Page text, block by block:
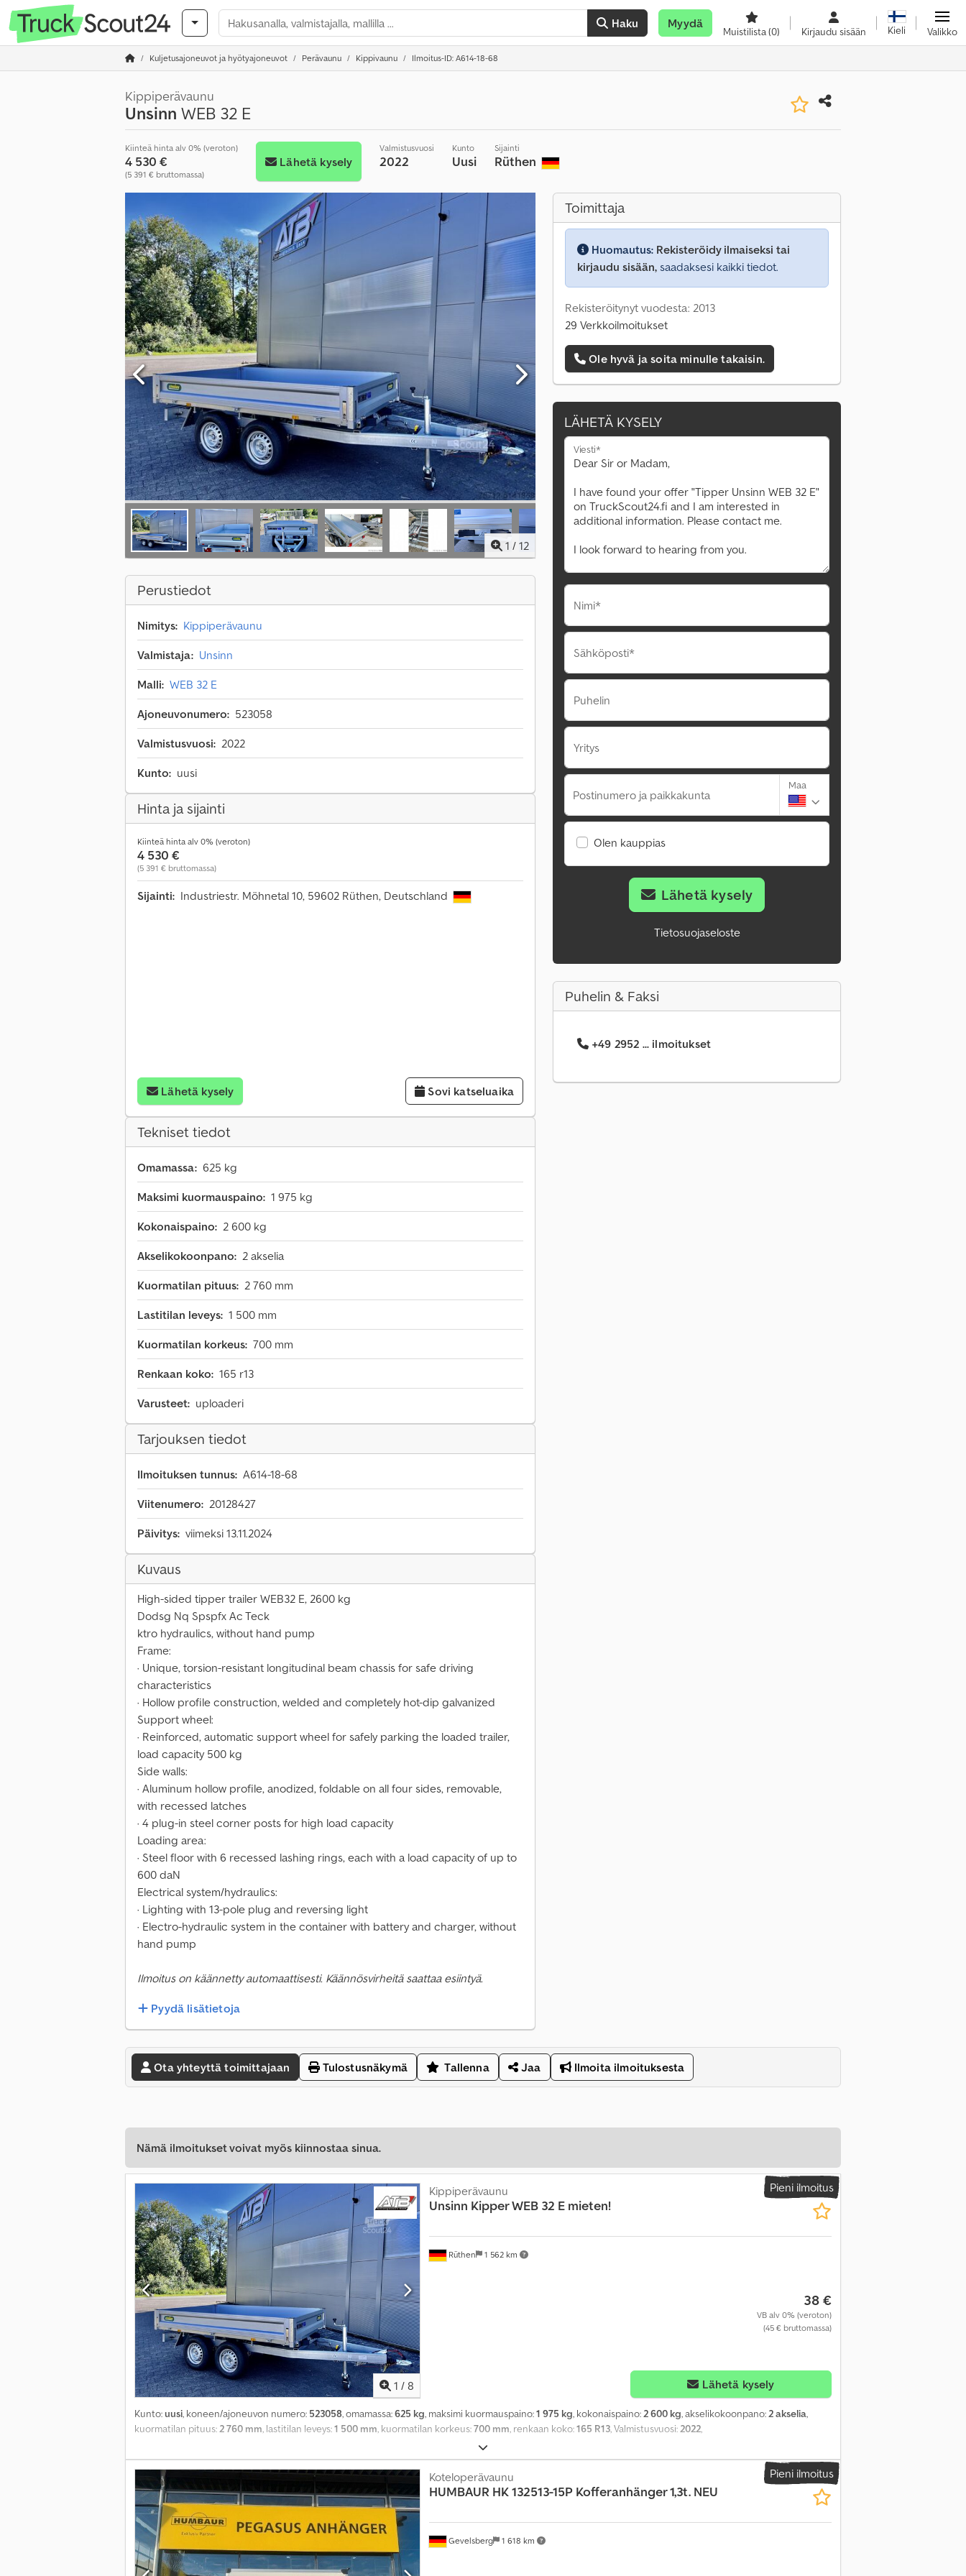
Haku Myydä
Muistilista(0) Kirjaudu sisään Kieli Valikko
Kuljetusajoneuvot ja hyötyajoneuvot Perävaunu Kippivaunu Ilmoitus-ID: A614-18-68
Kippiperävaunu
Unsinn WEB 32 E
Kiinteä hinta alv 0% (veroton)
4 530 €
(5 391 € bruttomassa)
Lähetä kysely
Valmistusvuosi
2022
Kunto
Uusi
Sijainti
Rüthen
1 / 12
Perustiedot
Nimitys: Kippiperävaunu
Valmistaja: Unsinn
Malli: WEB 32 E
Ajoneuvonumero: 523058
Valmistusvuosi: 2022
Kunto: uusi
Hinta ja sijainti
Kiinteä hinta alv 0% (veroton)
4 530 €
(5 391 € bruttomassa)
Sijainti: Industriestr. Möhnetal 10, 59602 Rüthen, Deutschland
Lähetä kysely Sovi katseluaika
Tekniset tiedot
Omamassa: 625 kg
Maksimi kuormauspaino: 1 975 kg
Kokonaispaino: 2 600 kg
Akselikokoonpano: 2 akselia
Kuormatilan pituus: 2 760 mm
Lastitilan leveys: 1 500 mm
Kuormatilan korkeus: 700 mm
Renkaan koko: 165 r13
Varusteet: uploaderi
Tarjouksen tiedot
Ilmoituksen tunnus: A614-18-68
Viitenumero: 20128427
Päivitys: viimeksi 13.11.2024
Kuvaus
High-sided tipper trailer WEB32 E, 2600 kg
Dodsg Nq Spspfx Ac Teck
ktro hydraulics, without hand pump
Frame:
· Unique, torsion-resistant longitudinal beam chassis for safe driving
characteristics
· Hollow profile construction, welded and completely hot-dip galvanized
Support wheel:
· Reinforced, automatic support wheel for safely parking the loaded trailer,
load capacity 500 kg
Side walls:
· Aluminum hollow profile, anodized, foldable on all four sides, removable,
with recessed latches
· 4 plug-in steel corner posts for high load capacity
Loading area:
· Steel floor with 6 recessed lashing rings, each with a load capacity of up to
600 daN
Electrical system/hydraulics:
· Lighting with 13-pole plug and reversing light
· Electro-hydraulic system in the container with battery and charger, without
hand pump
Ilmoitus on käännetty automaattisesti. Käännösvirheitä saattaa esiintyä.
Pyydä lisätietoja
Toimittaja
Huomautus: Rekisteröidy ilmaiseksi tai
kirjaudu sisään, saadaksesi kaikki tiedot.
Rekisteröitynyt vuodesta: 2013
29 Verkkoilmoitukset
Ole hyvä ja soita minulle takaisin.
LÄHETÄ KYSELY
Viesti*
Nimi*
Sähköposti*
Puhelin
Yritys
Postinumero ja paikkakunta
Maa
Olen kauppias
Lähetä kysely
Tietosuojaseloste
Puhelin & Faksi
+49 2952 ... ilmoitukset
Ota yhteyttä toimittajaan Tulostusnäkymä Tallenna Jaa Ilmoita ilmoituksesta
Nämä ilmoitukset voivat myös kiinnostaa sinua.
Pieni ilmoitus
1 / 8
Rüthen 1 562 km
Kippiperävaunu
Unsinn Kipper WEB 32 E mieten!
38 €
VB alv 0% (veroton)
(45 € bruttomassa)
Lähetä kysely
Kunto:uusi, koneen/ajoneuvon numero: 523058, omamassa:625 kg, maksimi kuormauspaino:1 975 kg, kokonaispaino:2 600 kg, akselikokoonpano:2 akselia,
kuormatilan pituus:2 760 mm, lastitilan leveys:1 500 mm, kuormatilan korkeus:700 mm, renkaan koko:165 R13, Valmistusvuosi:2022,
Pieni ilmoitus
Gevelsberg 1 618 km
Koteloperävaunu
HUMBAUR HK 132513-15P Kofferanhänger 1,3t. NEU